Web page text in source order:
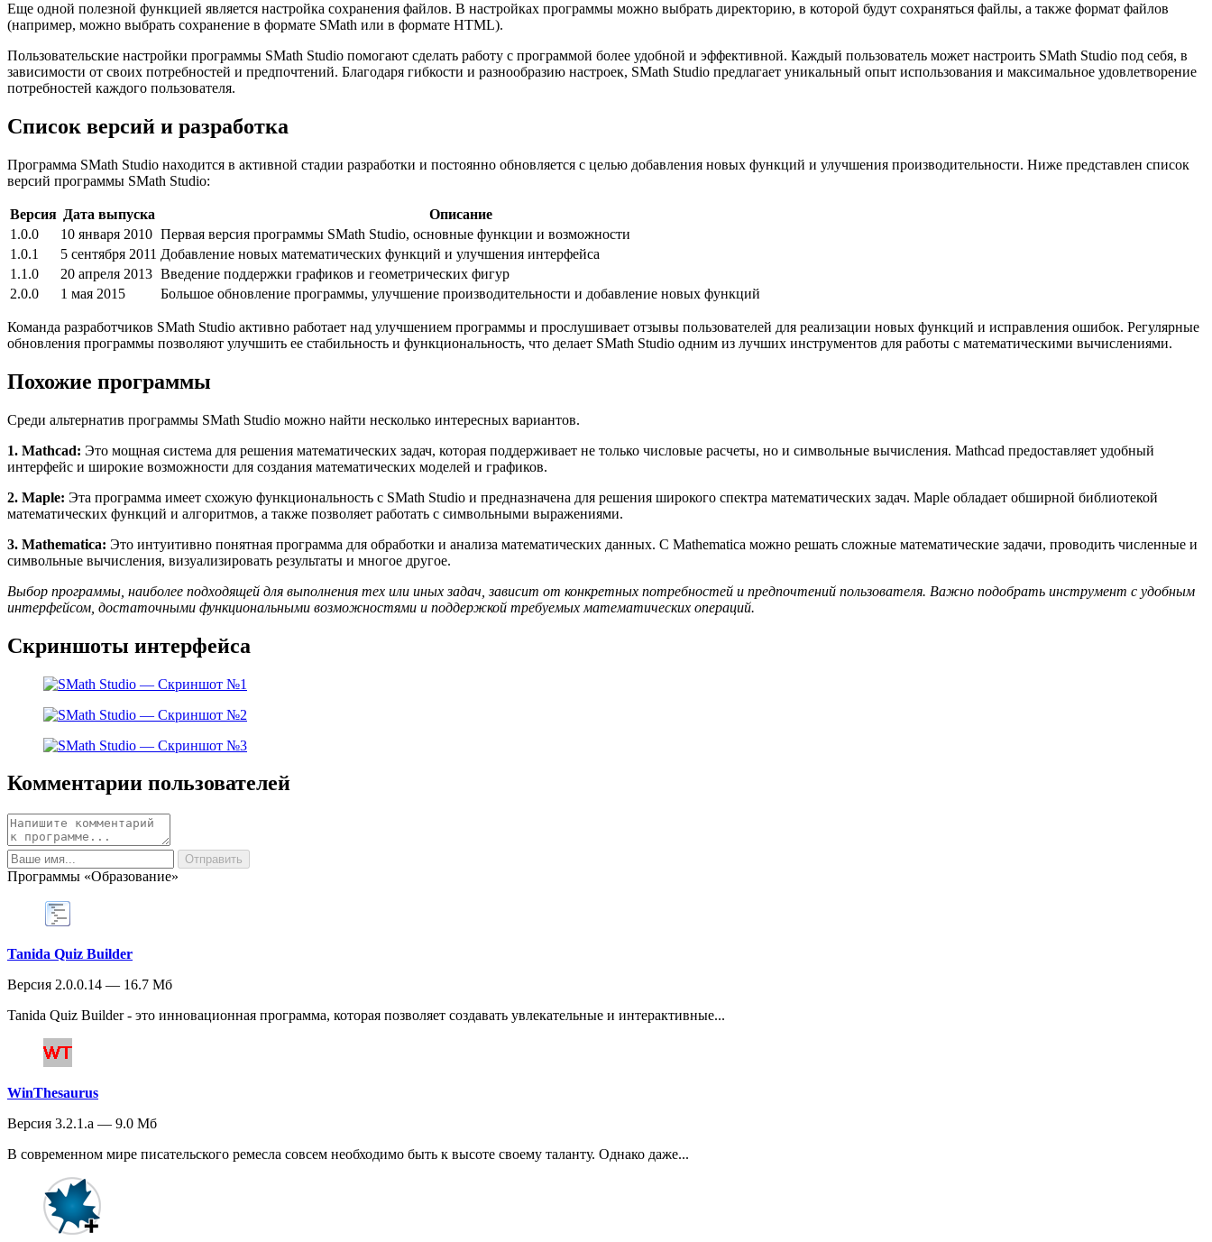
Еще одной полезной функцией является настройка сохранения файлов. В настройках программы можно выбрать директорию, в которой будут сохраняться файлы, а также формат файлов
(например, можно выбрать сохранение в формате SMath или в формате HTML).
Пользовательские настройки программы SMath Studio помогают сделать работу с программой более удобной и эффективной. Каждый пользователь может настроить SMath Studio под себя, в
зависимости от своих потребностей и предпочтений. Благодаря гибкости и разнообразию настроек, SMath Studio предлагает уникальный опыт использования и максимальное удовлетворение
потребностей каждого пользователя.
Список версий и разработка
Программа SMath Studio находится в активной стадии разработки и постоянно обновляется с целью добавления новых функций и улучшения производительности. Ниже представлен список
версий программы SMath Studio:
Версия Дата выпуска
Описание
1.0.0
10 января 2010 Первая версия программы SMath Studio, основные функции и возможности
1.0.1
5 сентября 2011 Добавление новых математических функций и улучшения интерфейса
1.1.0
20 апреля 2013 Введение поддержки графиков и геометрических фигур
2.0.0
1 мая 2015 Большое обновление программы, улучшение производительности и добавление новых функций
Команда разработчиков SMath Studio активно работает над улучшением программы и прослушивает отзывы пользователей для реализации новых функций и исправления ошибок. Регулярные
обновления программы позволяют улучшить ее стабильность и функциональность, что делает SMath Studio одним из лучших инструментов для работы с математическими вычислениями.
Похожие программы
Среди альтернатив программы SMath Studio можно найти несколько интересных вариантов.
1. Mathcad: Это мощная система для решения математических задач, которая поддерживает не только числовые расчеты, но и символьные вычисления. Mathcad предоставляет удобный
интерфейс и широкие возможности для создания математических моделей и графиков.
2. Maple: Эта программа имеет схожую функциональность с SMath Studio и предназначена для решения широкого спектра математических задач. Maple обладает обширной библиотекой
математических функций и алгоритмов, а также позволяет работать с символьными выражениями.
3. Mathematica: Это интуитивно понятная программа для обработки и анализа математических данных. С Mathematica можно решать сложные математические задачи, проводить численные и
символьные вычисления, визуализировать результаты и многое другое.
Выбор программы, наиболее подходящей для выполнения тех или иных задач, зависит от конкретных потребностей и предпочтений пользователя. Важно подобрать инструмент с удобным
интерфейсом, достаточными функциональными возможностями и поддержкой требуемых математических операций.
Скриншоты интерфейса
Комментарии пользователей
Программы «Образование»
Tanida Quiz Builder
Версия 2.0.0.14 — 16.7 Мб
Tanida Quiz Builder - это инновационная программа, которая позволяет создавать увлекательные и интерактивные...
WinThesaurus
Версия 3.2.1.a — 9.0 Мб
В современном мире писательского ремесла совсем необходимо быть к высоте своему таланту. Однако даже...